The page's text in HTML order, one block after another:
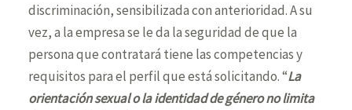
discriminación, sensibilizada con anterioridad. A su
vez, a la empresa se le da la seguridad de que la
persona que contratará tiene las competencias y
requisitos para el perfil que está solicitando. “La
orientación sexual o la identidad de género no limita